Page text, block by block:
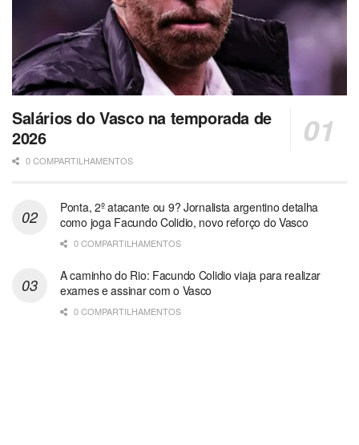
Salários do Vasco na temporada de
2026
0 COMPARTILHAMENTOS
Ponta, 2º atacante ou 9? Jornalista argentino detalha
como joga Facundo Colidio, novo reforço do Vasco
0 COMPARTILHAMENTOS
A caminho do Rio: Facundo Colidio viaja para realizar
exames e assinar com o Vasco
0 COMPARTILHAMENTOS